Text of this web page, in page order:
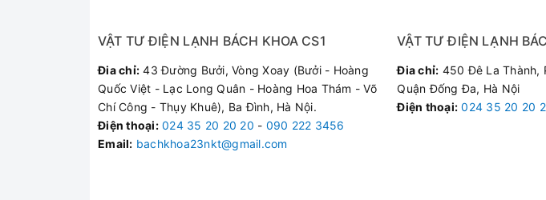
VẬT TƯ ĐIỆN LẠNH BÁCH KHOA CS1
Đia chỉ: 43 Đường Bưởi, Vòng Xoay (Bưởi - Hoàng
Quốc Việt - Lạc Long Quân - Hoàng Hoa Thám - Võ
Chí Công - Thụy Khuê), Ba Đình, Hà Nội.
Điện thoại: 024 35 20 20 20 - 090 222 3456
Email: bachkhoa23nkt@gmail.com
VẬT TƯ ĐIỆN LẠNH
Đia chỉ: 450 Đê La Thành,
Quận Đống Đa, Hà Nội
Điện thoại: 024 35 20 20